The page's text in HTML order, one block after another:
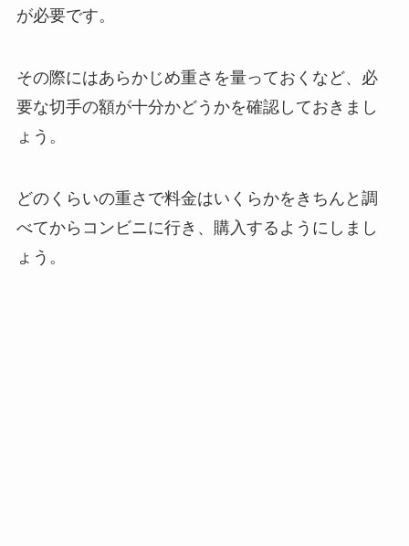
が必要です。
その際にはあらかじめ重さを量っておくなど、必
要な切手の額が十分かどうかを確認しておきまし
ょう。
どのくらいの重さで料金はいくらかをきちんと調
べてからコンビニに行き、購入するようにしまし
ょう。